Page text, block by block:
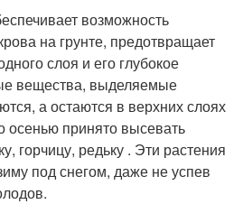
возможность
на грунте, предотвращает
слоя и его глубокое
вещества, выделяемые
а остаются в верхних слоях
осенью принято высевать
горчицу, редьку . Эти растения
под снегом, даже не успев